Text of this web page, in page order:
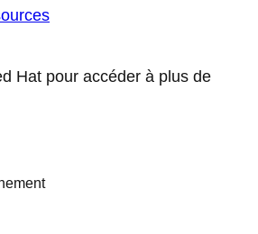
Hat pour accéder à plus de